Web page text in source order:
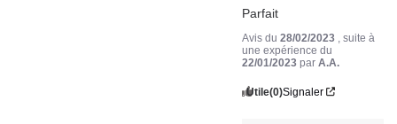
Parfait
Avis du28/02/2023
, suite à
une expérience du
22/01/2023 parA.A.
Utile(0)Signaler